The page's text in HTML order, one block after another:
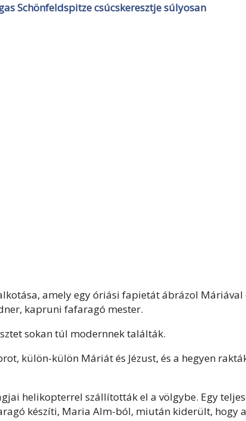
Schönfeldspitze csúcskeresztje súlyosan
amely egy óriási fapietát ábrázol Máriával
kapruni fafaragó mester.
sokan túl modernnek találták.
külön-külön Máriát és Jézust, és a hegyen
helikopterrel szállították el a völgybe. Egy
készíti, Maria Alm-ból, miután kiderült, hogy